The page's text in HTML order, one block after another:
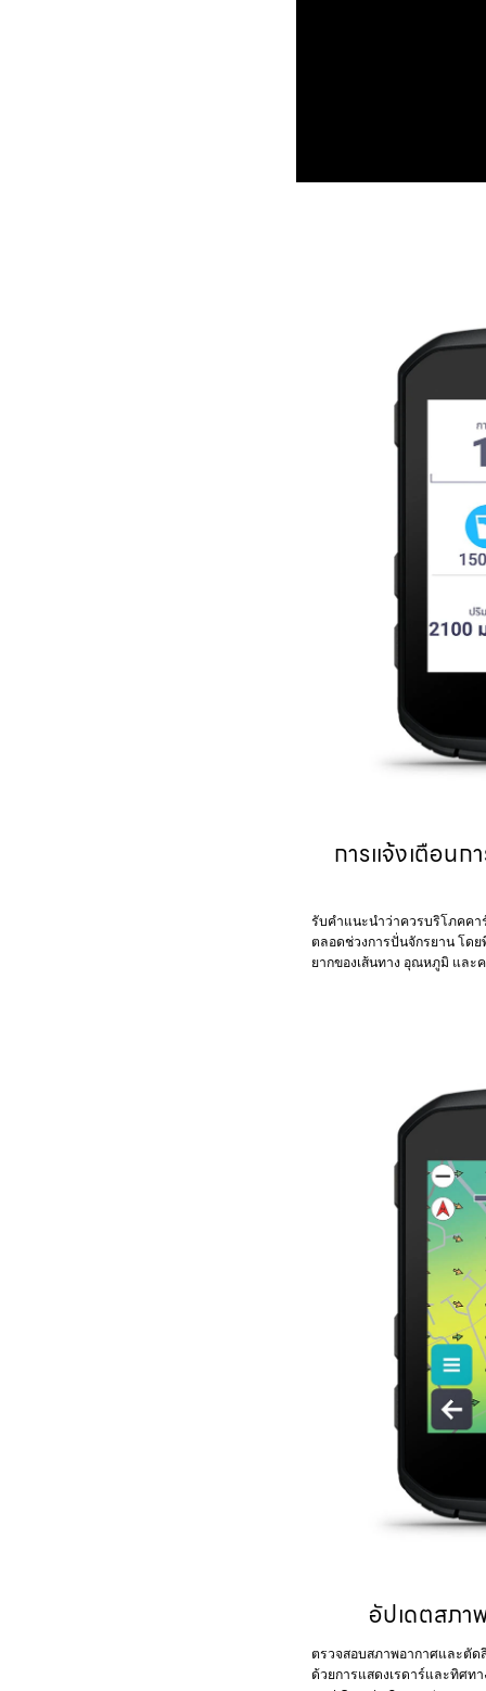
การแจ้งเตือน
รับคำแนะนำว่าควรบริโภคคา
ตลอดช่วงการปั่นจักรยาน โด
ยากของเส้นทาง อุณหภูมิ และ
อัปเดตสภา
ตรวจสอบสภาพอากาศและตัด
ด้วยการแสดงเรดาร์และทิศท